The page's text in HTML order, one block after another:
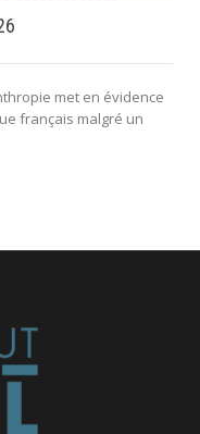
met en évidence
français malgré un